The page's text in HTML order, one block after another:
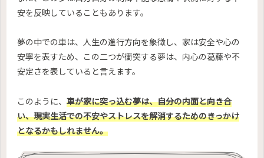
安を反映していることもあります。
夢の中での車は、人生の進行方向を象徴し、家は安全や心の
安寧を表すため、この二つが衝突する夢は、内心の葛藤や不
安定さを表していると言えます。
このように、 車が家に突っ込む夢は、自分の内面と向き合
い、現実生活での不安やストレスを解消するためのきっかけ
となるかもしれません。